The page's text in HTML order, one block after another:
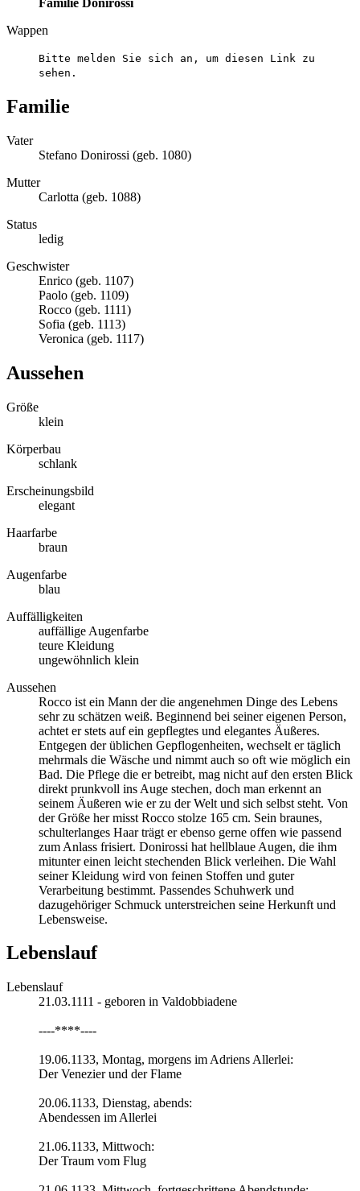
Wappen
Bitte melden Sie sich an, um diesen Link zu
sehen.
Familie
Vater
Stefano Donirossi (geb. 1080)
Mutter
Carlotta (geb. 1088)
Status
ledig
Geschwister
Enrico (geb. 1107)
Paolo (geb. 1109)
Rocco (geb. 1111)
Sofia (geb. 1113)
Veronica (geb. 1117)
Aussehen
Größe
klein
Körperbau
schlank
Erscheinungsbild
elegant
Haarfarbe
braun
Augenfarbe
blau
Auffälligkeiten
auffällige Augenfarbe
teure Kleidung
ungewöhnlich klein
Aussehen
Rocco ist ein Mann der die angenehmen Dinge des Lebens
sehr zu schätzen weiß. Beginnend bei seiner eigenen Person,
achtet er stets auf ein gepflegtes und elegantes Äußeres.
Entgegen der üblichen Gepflogenheiten, wechselt er täglich
mehrmals die Wäsche und nimmt auch so oft wie möglich ein
Bad. Die Pflege die er betreibt, mag nicht auf den ersten Blick
direkt prunkvoll ins Auge stechen, doch man erkennt an
seinem Äußeren wie er zu der Welt und sich selbst steht. Von
der Größe her misst Rocco stolze 165 cm. Sein braunes,
schulterlanges Haar trägt er ebenso gerne offen wie passend
zum Anlass frisiert. Donirossi hat hellblaue Augen, die ihm
mitunter einen leicht stechenden Blick verleihen. Die Wahl
seiner Kleidung wird von feinen Stoffen und guter
Verarbeitung bestimmt. Passendes Schuhwerk und
dazugehöriger Schmuck unterstreichen seine Herkunft und
Lebensweise.
Lebenslauf
Lebenslauf
21.03.1111 - geboren in Valdobbiadene
----****----
19.06.1133, Montag, morgens im Adriens Allerlei:
Der Venezier und der Flame
20.06.1133, Dienstag, abends:
Abendessen im Allerlei
21.06.1133, Mittwoch:
Der Traum vom Flug